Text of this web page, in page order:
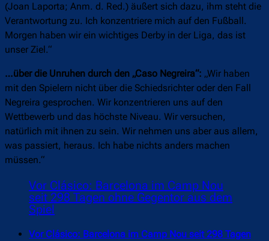
(Joan Laporta; Anm. d. Red.) äußert sich dazu, ihm steht die
Verantwortung zu. Ich konzentriere mich auf den Fußball.
Morgen haben wir ein wichtiges Derby in der Liga, das ist
unser Ziel.“
…über die Unruhen durch den „Caso Negreira“: „Wir haben
mit den Spielern nicht über die Schiedsrichter oder den Fall
Negreira gesprochen. Wir konzentrieren uns auf den
Wettbewerb und das höchste Niveau. Wir versuchen,
natürlich mit ihnen zu sein. Wir nehmen uns aber aus allem,
was passiert, heraus. Ich habe nichts anders machen
müssen.“
Vor Clásico: Barcelona im Camp Nou
seit 298 Tagen ohne Gegentor aus dem
Spiel
Vor Clásico: Barcelona im Camp Nou seit 298 Tagen